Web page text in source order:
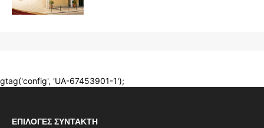
ΕΠΙΛΟΓΈΣ ΣΥΝΤΆΚΤΗ